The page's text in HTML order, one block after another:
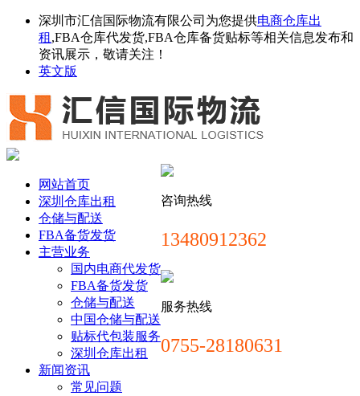
深圳市汇信国际物流有限公司为您提供电商仓库出
租 ,FBA仓库代发货,FBA仓库备货贴标等相关信息发布和
资讯展示，敬请关注！
英文版
咨询热线
13480912362
服务热线
0755-28180631
网站首页
深圳仓库出租
仓储与配送
FBA备货发货
主营业务
国内电商代发货
FBA备货发货
仓储与配送
中国仓储与配送
贴标代包装服务
深圳仓库出租
新闻资讯
常见问题